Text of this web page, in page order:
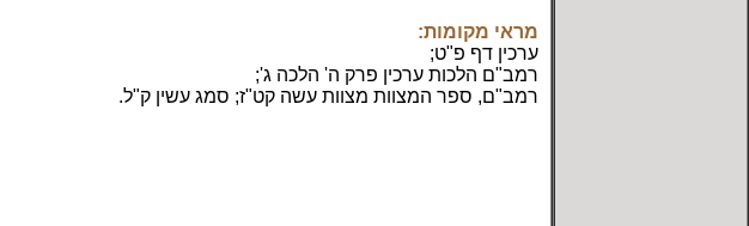
מראי מקומות:
ערכין דף פ"ט;
רמב"ם הלכות ערכין פרק ה' הלכה ג';
רמב"ם, ספר המצוות מצוות עשה קט"ז; סמג עשין ק"ל.